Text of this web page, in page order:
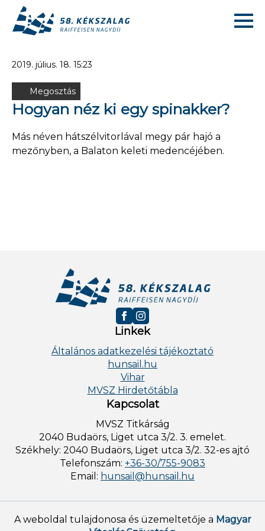
2019. július. 18. 15:23
Megosztás
Hogyan néz ki egy spinakker?
Más néven hátszélvitorlával megy pár hajó a
mezőnyben, a Balaton keleti medencéjében.
Linkek
Általános adatkezelési tájékoztató
hunsail.hu
Vihar
MVSZ Hirdetőtábla
Kapcsolat
MVSZ Titkárság
2040 Budaörs, Liget utca 3/2. 3. emelet.
Székhely: 2040 Budaörs, Liget utca 3/2. 32-es ajtó
Telefonszám: +36-30/755-9083
Email: hunsail@hunsail.hu
A weboldal tulajdonosa és üzemeltetője a Magyar